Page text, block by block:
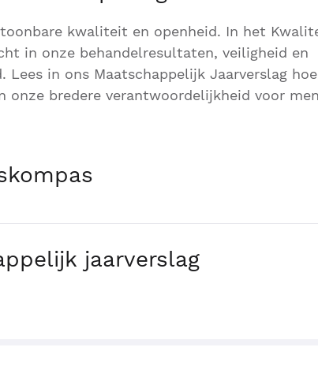
kwaliteit en openheid. In het
in onze behandelresultaten, veiligheid en
Lees in ons Maatschappelijk Jaarverslag
onze bredere verantwoordelijkheid voor
jaarverslag